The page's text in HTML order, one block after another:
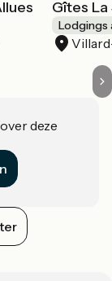
Gîtes
Lodgings
deze